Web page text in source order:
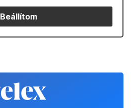
Beállítom